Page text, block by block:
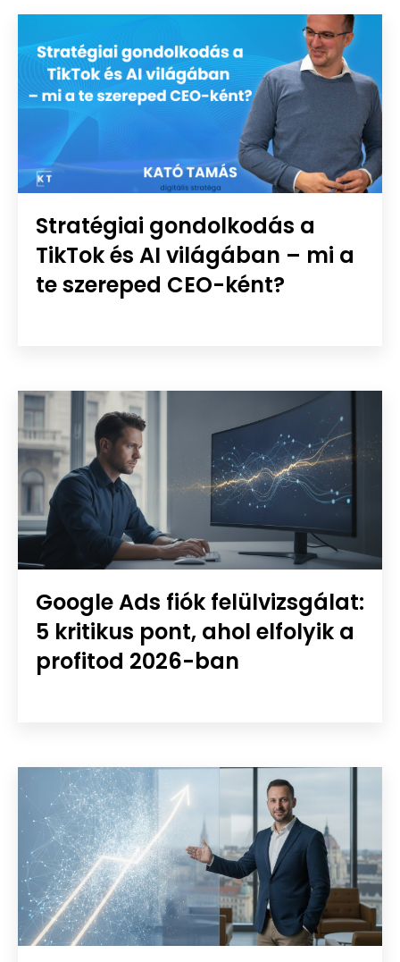
Stratégiai gondolkodás a
TikTok és AI világában – mi a
te szereped CEO-ként?
Google Ads fiók felülvizsgálat:
5 kritikus pont, ahol elfolyik a
profitod 2026-ban